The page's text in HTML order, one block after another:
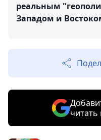
реальным
Западом и